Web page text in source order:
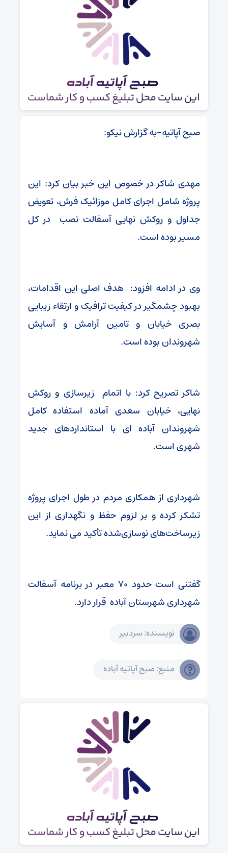
صبح آپاتیه-به گزارش نیکو:
مهدی شاکر در خصوص این خبر بیان کرد: این
پروژه شامل اجرای کامل موزائیک فرش، تعویض
جداول و روکش نهایی آسفالت نصب در کل
مسیر بوده است.
وی در ادامه افزود: هدف اصلی این اقدامات،
بهبود چشمگیر در کیفیت ترافیک و ارتقاء زیبایی
بصری خیابان و تامین آرامش و آسایش
شهروندان بوده است.
شاکر تصریح کرد: با اتمام زیرسازی و روکش
نهایی، خیابان سعدی آماده استفاده کامل
شهروندان آباده ای با استانداردهای جدید
شهری است.
شهرداری از همکاری مردم در طول اجرای پروژه
تشکر کرده و بر لزوم حفظ و نگهداری از این
زیرساخت‌های نوسازی‌شده تأکید می نماید.
گفتنی است حدود ۷۰ معبر در برنامه آسفالت
شهرداری شهرستان آباده قرار دارد.
نویسنده: سردبیر
منبع: صبح آپاتیه آباده